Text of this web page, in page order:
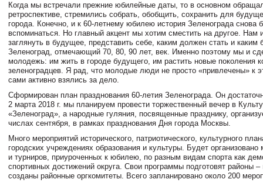
Когда мы встречали прежние юбилейные даты, то в основном
ретроспективе, стремились собрать, обобщить, сохранить для
города. Конечно, и к 60-летнему юбилею история Зеленограда снова
вспоминаться. Но главный акцент мы хотим сместить на другое. Нам
заглянуть в будущее, представить себе, каким должен стать и каким
Зеленоград, отмечающий 70, 80, 90 лет, век. Именно поэтому мы и
молодежь: им жить в городе будущего, им растить новые поколения
зеленоградцев. Я рад, что молодые люди не просто «привлечены» к
сами активно взялись за дело.
Сформирован план празднования 60-летия Зеленограда. Он
2 марта 2018 г. мы планируем провести торжественный вечер в
«Зеленоград», а народные гуляния, посвященные празднику,
числах сентября, в рамках празднования Дня города Москвы.
Много мероприятий исторического, патриотического, культурного
городских учреждениях образования и культуры. Будет организовано
и турниров, приуроченных к юбилею, по разным видам спорта как
спортивных достижений округа. Свои программы подготовят районы –
созданы районные оргкомитеты. Всего запланировано около 200